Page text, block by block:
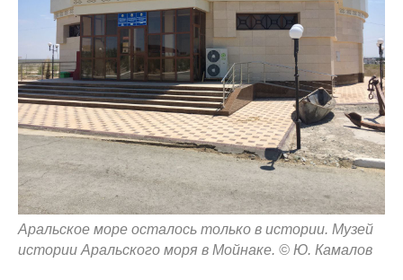
Аральское море осталось только в истории. Музей
истории Аральского моря в Мойнаке. © Ю. Камалов